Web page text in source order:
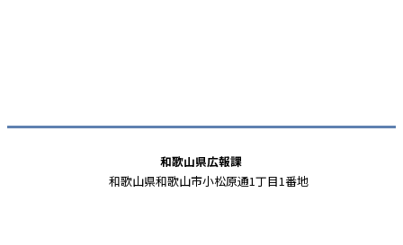
和歌山県広報課
和歌山県和歌山市小松原通1丁目1番地